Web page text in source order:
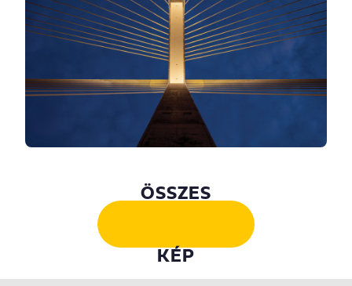
ÖSSZES
KÉP